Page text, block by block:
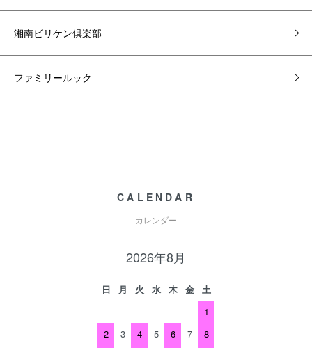
湘南ビリケン倶楽部
ファミリールック
CALENDAR
カレンダー
2026年8月
日 月 火 水 木 金
土
1
2
3 4 5 6 7
8